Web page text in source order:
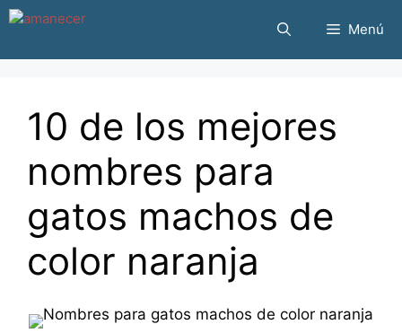
Saltar
contenido
Menú
10 de los mejores
nombres para
gatos machos de
color naranja